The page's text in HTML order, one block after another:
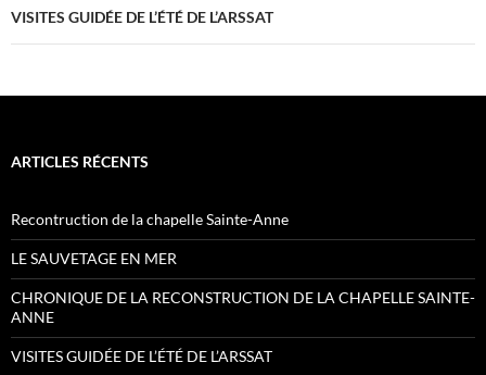
VISITES GUIDÉE DE L’ÉTÉ DE L’ARSSAT
ARTICLES RÉCENTS
Recontruction de la chapelle Sainte-Anne
LE SAUVETAGE EN MER
CHRONIQUE DE LA RECONSTRUCTION DE LA CHAPELLE SAINTE-
ANNE
VISITES GUIDÉE DE L’ÉTÉ DE L’ARSSAT